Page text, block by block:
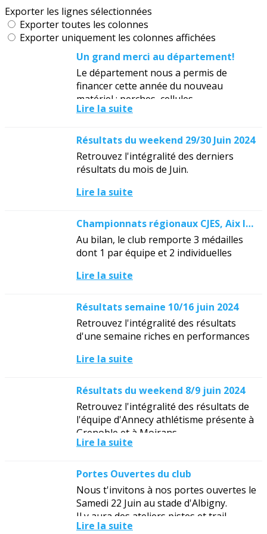
Exporter les lignes sélectionnées
Exporter toutes les colonnes
Exporter uniquement les colonnes affichées
Un grand merci au département!
Le département nous a permis de
financer cette année du nouveau
matériel : perches, cellules
chronométriques, plots, petites haies,
financier est...
Lire la suite
Résultats du weekend 29/30 Juin 2024
Retrouvez l'intégralité des derniers
résultats du mois de Juin.
Lire la suite
Championnats régionaux CJES, Aix les Bains, 22/23 Juin 2024
Au bilan, le club remporte 3 médailles
dont 1 par équipe et 2 individuelles
Lire la suite
Résultats semaine 10/16 juin 2024
Retrouvez l'intégralité des résultats
d'une semaine riches en performances
Lire la suite
Résultats du weekend 8/9 juin 2024
Retrouvez l'intégralité des résultats de
l'équipe d'Annecy athlétisme présente à
Grenoble et à Moirans
Lire la suite
Portes Ouvertes du club
Nous t'invitons à nos portes ouvertes le
Samedi 22 Juin au stade d'Albigny.
Il y aura des ateliers pistes et trail
Lire la suite